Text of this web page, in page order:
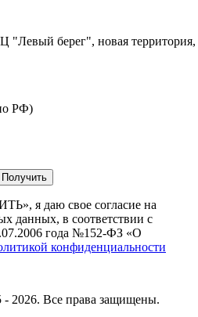
берег", новая территория,
РФ)
я даю свое согласие на
данных, в соответствии с
года №152-ФЗ «О
конфиденциальности
2026. Все права защищены.